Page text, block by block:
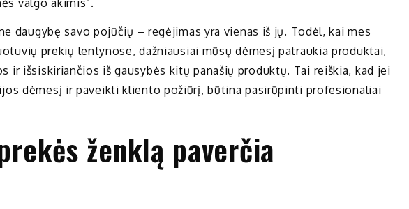
valgo akimis“.
daugybę savo pojūčių – regėjimas yra vienas iš jų. Todėl, kai mes
prekių lentynose, dažniausiai mūsų dėmesį patraukia produktai,
ir išsiskiriančios iš gausybės kitų panašių produktų. Tai reiškia, kad jei
dėmesį ir paveikti kliento požiūrį, būtina pasirūpinti profesionaliai
ženklą paverčia